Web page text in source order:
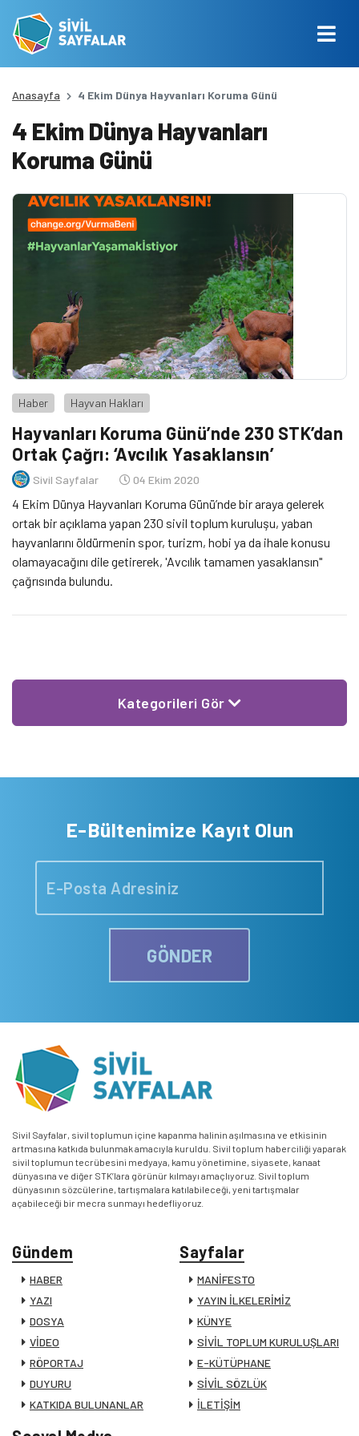
Anasayfa 4 Ekim Dünya Hayvanları Koruma Günü
4 Ekim Dünya Hayvanları
Koruma Günü
Haber Hayvan Hakları
Hayvanları Koruma Günü’nde 230 STK’dan
Ortak Çağrı: ‘Avcılık Yasaklansın’
Sivil Sayfalar 04 Ekim 2020
4 Ekim Dünya Hayvanları Koruma Günü’nde bir araya gelerek
ortak bir açıklama yapan 230 sivil toplum kuruluşu, yaban
hayvanlarını öldürmenin spor, turizm, hobi ya da ihale konusu
olamayacağını dile getirerek, 'Avcılık tamamen yasaklansın"
çağrısında bulundu.
Kategorileri Gör
E-Bültenimize Kayıt Olun
GÖNDER
Sivil Sayfalar, sivil toplumun içine kapanma halinin aşılmasına ve etkisinin
artmasına katkıda bulunmak amacıyla kuruldu. Sivil toplum haberciliği yaparak
sivil toplumun tecrübesini medyaya, kamu yönetimine, siyasete, kanaat
dünyasına ve diğer STK’lara görünür kılmayı amaçlıyoruz. Sivil toplum
dünyasının sözcülerine, tartışmalara katılabileceği, yeni tartışmalar
açabileceği bir mecra sunmayı hedefliyoruz.
Gündem
HABER
YAZI
DOSYA
VİDEO
RÖPORTAJ
DUYURU
KATKIDA BULUNANLAR
Sayfalar
MANİFESTO
YAYIN İLKELERİMİZ
KÜNYE
SİVİL TOPLUM KURULUŞLARI
E-KÜTÜPHANE
SİVİL SÖZLÜK
İLETİŞİM